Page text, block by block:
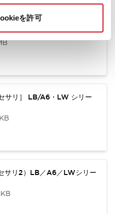
を許可
ロールユニット（英語）
サリ］ LB/A6・LW シリー
サリ2）LB／A6／LWシリー